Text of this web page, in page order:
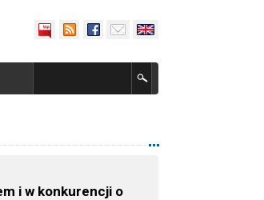
i w konkurencji o